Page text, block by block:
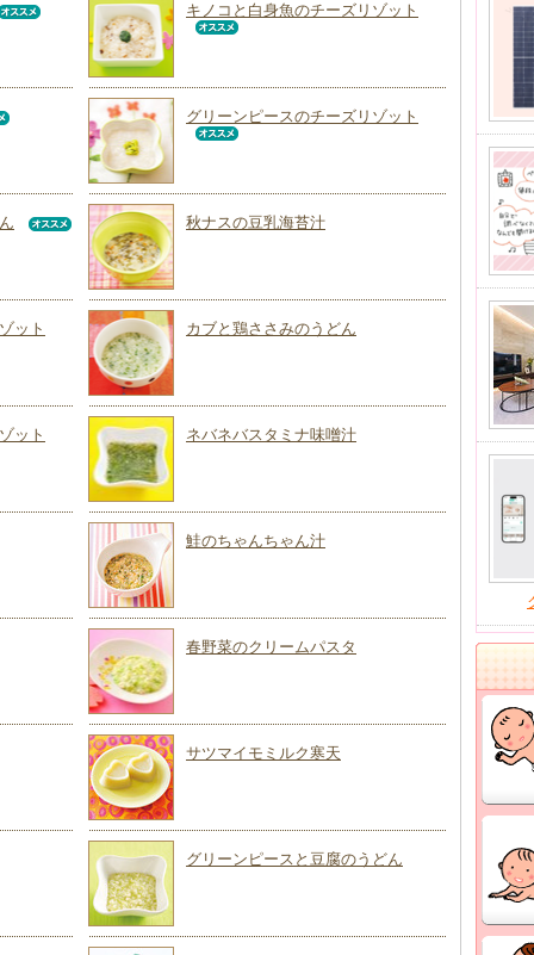
キノコと白身魚のチーズリゾット
グリーンピースのチーズリゾット
秋ナスの豆乳海苔汁
ット カブと鶏ささみのうどん
ット ネバネバスタミナ味噌汁
鮭のちゃんちゃん汁
春野菜のクリームパスタ
サツマイモミルク寒天
グリーンピースと豆腐のうどん